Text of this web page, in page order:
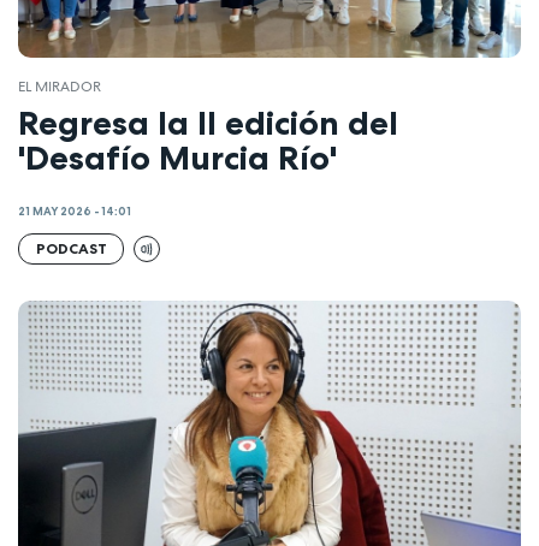
EL MIRADOR
Regresa la II edición del
'Desafío Murcia Río'
21 MAY 2026 - 14:01
PODCAST